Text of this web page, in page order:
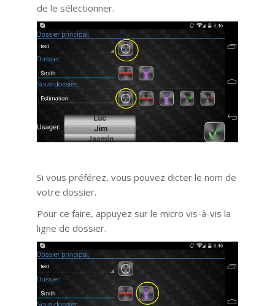
de le sélectionner.
Si vous préférez, vous pouvez dicter le nom de
votre dossier.
Pour ce faire, appuyez sur le micro vis-à-vis la
ligne de dossier.